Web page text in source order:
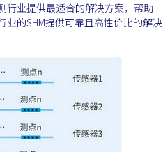
行业提供最适合的解决方案，帮助
的SHM提供可靠且高性价比的解决